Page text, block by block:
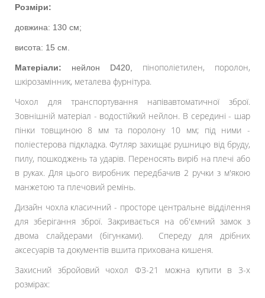
Розміри:
довжина: 130 см;
висота: 15 см.
Матеріали: нейлон D420, пінополіетилен, поролон,
шкірозамінник, металева фурнітура.
Чохол для транспортування напівавтоматичної зброї.
Зовнішній матеріал - водостійкий нейлон. В середині - шар
пінки товщиною 8 мм та поролону 10 мм; під ними -
поліестерова підкладка. Футляр захищає рушницю від бруду,
пилу, пошкоджень та ударів. Переносять виріб на плечі або
в руках. Для цього виробник передбачив 2 ручки з м'якою
манжетою та плечовий ремінь.
Дизайн чохла класичний - просторе центральне відділення
для зберігання зброї. Закривається на об'ємний замок з
двома слайдерами (бігунками). Спереду для дрібних
аксесуарів та документів вшита прихована кишеня.
Захисний збройовий чохол ФЗ-21 можна купити в 3-х
розмірах: